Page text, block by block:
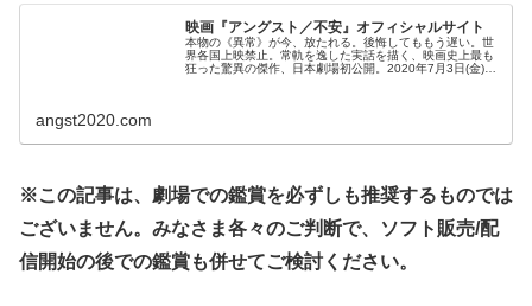
映画『アングスト／不安』オフィシャルサイト
本物の《異常》が今、放たれる。後悔してももう遅い。世
界各国上映禁止。常軌を逸した実話を描く、映画史上最も
狂った驚異の傑作、日本劇場初公開。2020年7月3日(金)よ
angst2020.com
※この記事は、劇場での鑑賞を必ずしも推奨するものでは
ございません。みなさま各々のご判断で、ソフト販売/配
信開始の後での鑑賞も併せてご検討ください。